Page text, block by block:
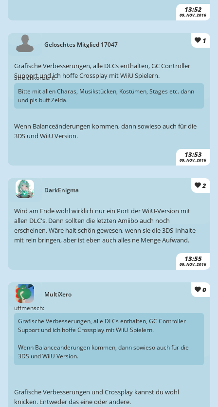
13:52
09. NOV. 2016
Gelöschtes Mitglied 17047 1
13:53
09. NOV. 2016
Grafische Verbesserungen, alle DLCs enthalten, GC Controller
Support und ich hoffe Crossplay mit WiiU Spielern.
Streichkonzert:
Bitte mit allen Charas, Musikstücken, Kostümen, Stages etc. dann
und pls buff Zelda.
Wenn Balanceänderungen kommen, dann sowieso auch für die
3DS und WiiU Version.
DarkEnigma
2
13:55
09. NOV. 2016
Wird am Ende wohl wirklich nur ein Port der WiiU-Version mit
allen DLC's. Dann sollten die letzten Amiibo auch noch
erscheinen. Wäre halt schön gewesen, wenn sie die 3DS-Inhalte
mit rein bringen, aber ist eben auch alles ne Menge Aufwand.
MultiXero
0
uffmensch:
Grafische Verbesserungen, alle DLCs enthalten, GC Controller
Support und ich hoffe Crossplay mit WiiU Spielern.
Wenn Balanceänderungen kommen, dann sowieso auch für die
3DS und WiiU Version.
Grafische Verbesserungen und Crossplay kannst du wohl
knicken. Entweder das eine oder andere.